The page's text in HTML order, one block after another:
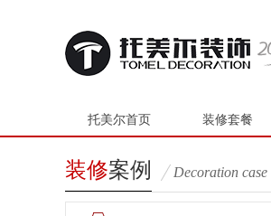
托美尔首页 装修套餐
装修案例 Decoration case